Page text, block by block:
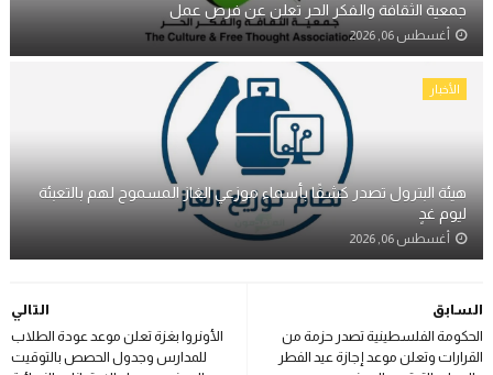
جمعية الثقافة والفكر الحر تعلن عن فرص عمل
أغسطس 06, 2026
الأخبار
هيئة البترول تصدر كشفًا بأسماء موزعي الغاز المسموح لهم بالتعبئة
ليوم غدٍ
أغسطس 06, 2026
التالي
الأونروا بغزة تعلن موعد عودة الطلاب
للمدارس وجدول الحصص بالتوقيت
السابق
الحكومة الفلسطينية تصدر حزمة من
القرارات وتعلن موعد إجازة عيد الفطر